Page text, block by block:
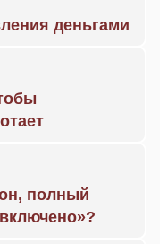
деньгами
полный